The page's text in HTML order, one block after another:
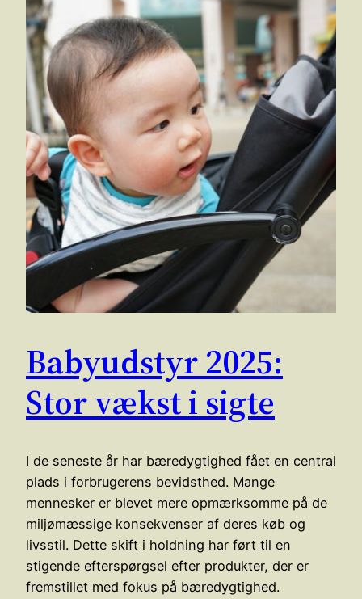
Babyudstyr 2025:
Stor vækst i sigte
I de seneste år har bæredygtighed fået en central
plads i forbrugerens bevidsthed. Mange
mennesker er blevet mere opmærksomme på de
miljømæssige konsekvenser af deres køb og
livsstil. Dette skift i holdning har ført til en
stigende efterspørgsel efter produkter, der er
fremstillet med fokus på bæredygtighed.